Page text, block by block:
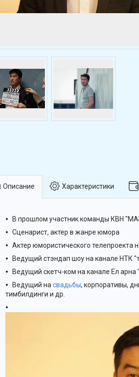
Описание Характеристики
В прошлом участник команды КВН
Сценарист, актер в жанре юмора
Актер юмористического телепроекта
Ведущий стэндап шоу на канале НТК
Ведущий скетч-ком на канале Ел арна
Ведущий на свадьбы, корпоративы,
тимбилдинги и др.